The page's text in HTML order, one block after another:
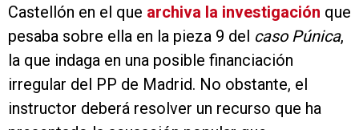
Castellón en el que archiva la investigación que
pesaba sobre ella en la pieza 9 del caso Púnica,
la que indaga en una posible financiación
irregular del PP de Madrid. No obstante, el
instructor deberá resolver un recurso que ha